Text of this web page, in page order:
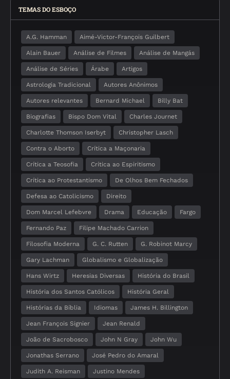
TEMAS DO ESBOÇO
A.G. Hamman Aimé-Victor-François Guilbert
Alain Bauer Análise de Filmes Análise de Mangás
Análise de Séries Árabe Artigos
Astrologia Tradicional Autores Anônimos
Autores relevantes Bernard Michael Billy Bat
Biografias Bispo Dom Vital Charles Journet
Charlotte Thomson Iserbyt Christopher Lasch
Contra o Aborto Crítica a Maçonaria
Crítica a Teosofia Crítica ao Espiritismo
Crítica ao Protestantismo De Olhos Bem Fechados
Defesa ao Catolicismo Direito
Dom Marcel Lefebvre Drama Educação Fargo
Fernando Paz Filipe Machado Carrion
Filosofia Moderna G. C. Rutten G. Robinot Marcy
Gary Lachman Globalismo e Globalização
Hans Wirtz Heresias Diversas História do Brasil
História dos Santos Católicos História Geral
Histórias da Bíblia Idiomas James H. Billington
Jean François Signier Jean Renald
João de Sacrobosco John N Gray John Wu
Jonathas Serrano José Pedro do Amaral
Judith A. Reisman Justino Mendes